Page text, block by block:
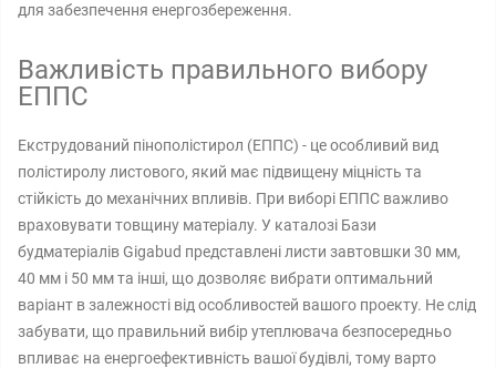
для забезпечення енергозбереження.
Важливість правильного вибору
ЕППС
Екструдований пінополістирол (ЕППС) - це особливий вид
полістиролу листового, який має підвищену міцність та
стійкість до механічних впливів. При виборі ЕППС важливо
враховувати товщину матеріалу. У каталозі Бази
будматеріалів Gigabud представлені листи завтовшки 30 мм,
40 мм і 50 мм та інші, що дозволяє вибрати оптимальний
варіант в залежності від особливостей вашого проекту. Не слід
забувати, що правильний вибір утеплювача безпосередньо
впливає на енергоефективність вашої будівлі, тому варто